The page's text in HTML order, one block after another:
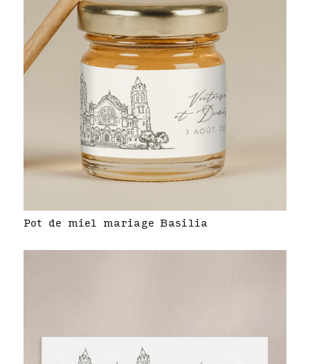
Pot de miel mariage Basilia